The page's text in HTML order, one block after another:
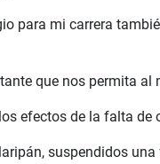
para mi carrera
que nos permita al
efectos de la falta de
suspendidos